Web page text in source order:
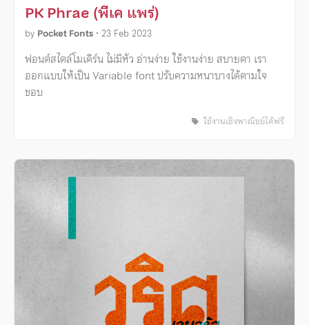
PK Phrae (พีเค แพร่)
by Pocket Fonts • 23 Feb 2023
ฟอนต์สไตล์โมเดิร์น ไม่มีหัว อ่านง่าย ใช้งานง่าย สบายตา เรา
ออกแบบให้เป็น Variable font ปรับความหนาบางได้ตามใจ
ชอบ
ใช้งานเชิงพาณิชย์ได้ฟรี